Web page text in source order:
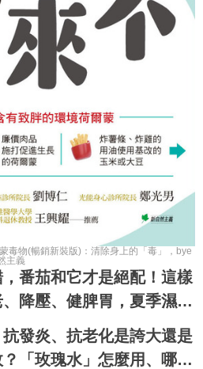
毒物(暢銷新裝版)：清除身上的「毒」，bye
主義
，番茄和它才是絕配！這樣
降壓、健脾胃，夏季濕熱
｜每日健康 Health
抗發炎、抗老化是誇大還是
「玫瑰水」怎麼用、哪些